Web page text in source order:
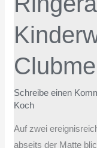
Schreibe einen
Koch
Auf zwei
abseits der Matte
Clubmeisterschaft